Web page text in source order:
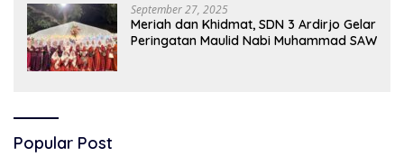
September 27, 2025
Meriah dan Khidmat, SDN 3 Ardirjo Gelar
Peringatan Maulid Nabi Muhammad SAW
Popular Post